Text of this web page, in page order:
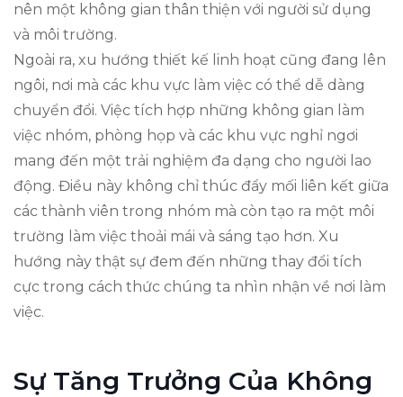
nên một không gian thân thiện với người sử dụng
và môi trường.
Ngoài ra, xu hướng thiết kế linh hoạt cũng đang lên
ngôi, nơi mà các khu vực làm việc có thể dễ dàng
chuyển đổi. Việc tích hợp những không gian làm
việc nhóm, phòng họp và các khu vực nghỉ ngơi
mang đến một trải nghiệm đa dạng cho người lao
động. Điều này không chỉ thúc đẩy mối liên kết giữa
các thành viên trong nhóm mà còn tạo ra một môi
trường làm việc thoải mái và sáng tạo hơn. Xu
hướng này thật sự đem đến những thay đổi tích
cực trong cách thức chúng ta nhìn nhận về nơi làm
việc.
Sự Tăng Trưởng Của Không